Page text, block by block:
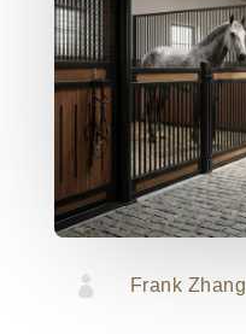
 Frank Zhang